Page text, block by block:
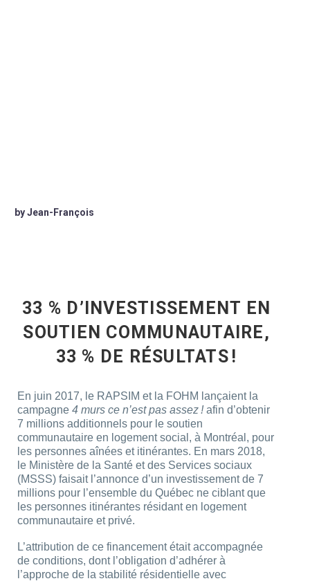
by Jean-François
33 % D’INVESTISSEMENT EN
SOUTIEN COMMUNAUTAIRE,
33 % DE RÉSULTATS !
En juin 2017, le RAPSIM et la FOHM lançaient la
campagne 4 murs ce n’est pas assez !afin d’obtenir
7 millions additionnels pour le soutien
communautaire en logement social, à Montréal, pour
les personnes aînées et itinérantes. En mars 2018,
le Ministère de la Santé et des Services sociaux
(MSSS) faisait l’annonce d’un investissement de 7
millions pour l’ensemble du Québec ne ciblant que
les personnes itinérantes résidant en logement
communautaire et privé.
L’attribution de ce financement était accompagnée
de conditions, dont l’obligation d’adhérer à
l’approche de la stabilité résidentielle avec